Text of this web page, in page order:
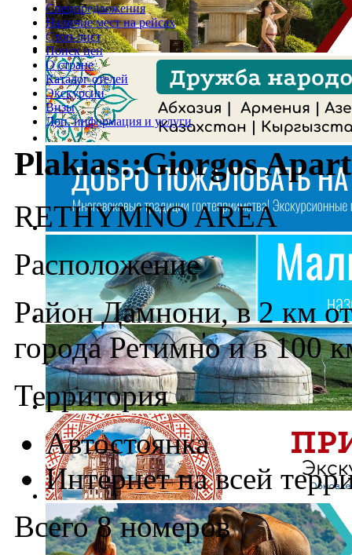
Спецпредложения
Наличие мест на рейсах
Стоп-лист
Поиск цен
О стране
Каталог отелей
Экскурсии
Визы
Доп. информация и услуги
Plakias::Giorgos
RETHYMNO AREA
Расположение
Район Дамнони, в 2 км
города Ретимно и в 100
Территория
Автостоянка
Интернет на всей
Всего 8 номеров